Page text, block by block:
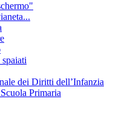
dei Diritti dell’Infanzia
Primaria